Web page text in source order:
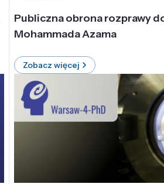
Publiczna obrona rozprawy
Mohammada Azama
Zobacz więcej